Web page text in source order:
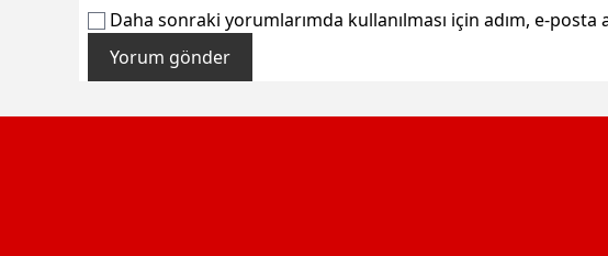
Daha sonraki yorumlarımda kullanılması için adım, e-